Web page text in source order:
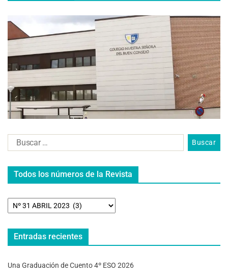
Todos los números de la Revista
Entradas recientes
Una Graduación de Cuento 4º ESO 2026